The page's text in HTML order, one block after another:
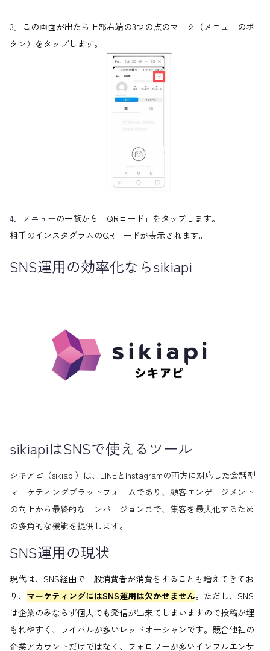
3．
この画面が出たら上部右端の3つの点のマーク（メニューのボ
タン）をタップします。
4．メニューの一覧から「QRコード」をタップします。
相手のインスタグラムのQRコードが表示されます。
SNS運用の効率化ならsikiapi
sikiapiはSNSで使えるツール
シキアピ（sikiapi）は、LINEとInstagramの両方に対応した会話型
マーケティングプラットフォームであり、顧客エンゲージメント
の向上から最終的なコンバージョンまで、集客を最大化するため
の多角的な機能を提供します。
SNS運用の現状
現代は、SNS経由で一般消費者が消費をすることも増えてきてお
り、 マーケティングにはSNS運用は欠かせません。ただし、SNS
は企業のみならず個人でも発信が出来てしまいますので投稿が埋
もれやすく、ライバルが多いレッドオーシャンです。競合他社の
企業アカウントだけではなく、フォロワーが多いインフルエンサ